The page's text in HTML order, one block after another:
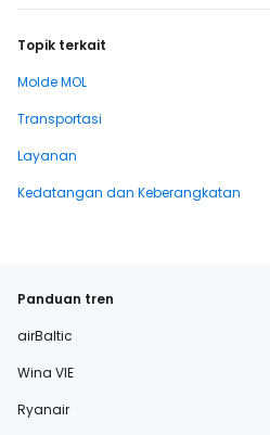
Topik terkait
Molde MOL
Transportasi
Layanan
Kedatangan dan Keberangkatan
Panduan tren
airBaltic
Wina VIE
Ryanair